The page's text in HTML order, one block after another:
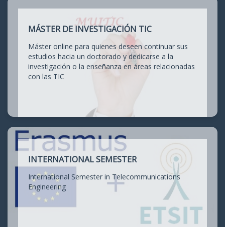
MÁSTER DE INVESTIGACIÓN TIC
Máster online para quienes deseen continuar sus
estudios hacia un doctorado y dedicarse a la
investigación o la enseñanza en áreas relacionadas
con las TIC
INTERNATIONAL SEMESTER
International Semester in Telecommunications
Engineering